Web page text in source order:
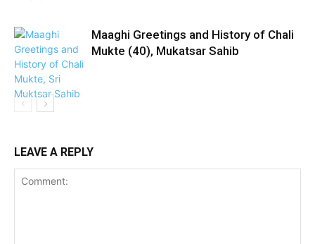
Maaghi Greetings and History of Chali
Mukte (40), Mukatsar Sahib
LEAVE A REPLY